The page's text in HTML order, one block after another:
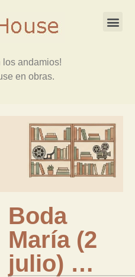
los andamios!
en obras.
Boda
María (2
julio) …